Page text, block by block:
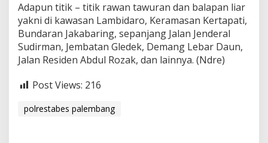
Adapun titik – titik rawan tawuran dan balapan liar
yakni di kawasan Lambidaro, Keramasan Kertapati,
Bundaran Jakabaring, sepanjang Jalan Jenderal
Sudirman, Jembatan Gledek, Demang Lebar Daun,
Jalan Residen Abdul Rozak, dan lainnya. (Ndre)
Post Views: 216
polrestabes palembang